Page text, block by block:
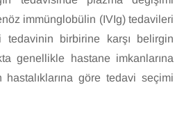
immünglobülin (IVIg) tedavileri
tedavinin birbirine karşı belirgin
genellikle hastane imkanlarına
göre tedavi seçimi